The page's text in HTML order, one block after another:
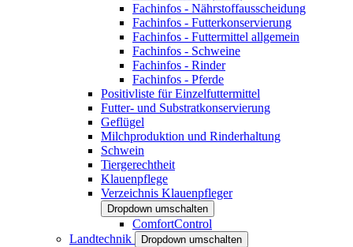
Fachinfos - Nährstoffausscheidung
Fachinfos - Futterkonservierung
Fachinfos - Futtermittel allgemein
Fachinfos - Schweine
Fachinfos - Rinder
Fachinfos - Pferde
Positivliste für Einzelfuttermittel
Futter- und Substratkonservierung
Geflügel
Milchproduktion und Rinderhaltung
Schwein
Tiergerechtheit
Klauenpflege
Verzeichnis Klauenpfleger
Dropdown umschalten
ComfortControl
Landtechnik
Dropdown umschalten